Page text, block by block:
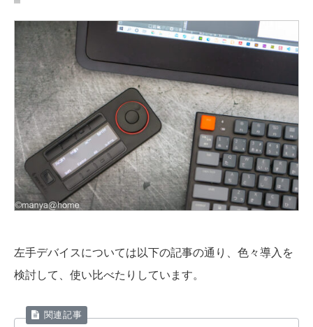
左手デバイスについては以下の記事の通り、色々導入を
検討して、使い比べたりしています。